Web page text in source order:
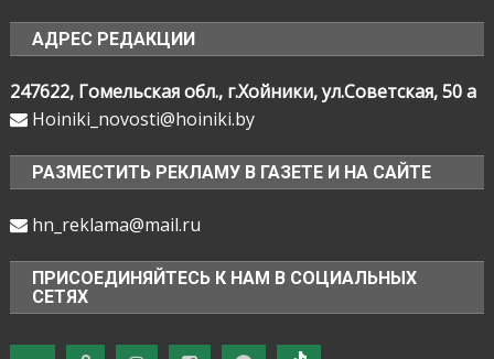
АДРЕС РЕДАКЦИИ
247622, Гомельская обл., г.Хойники, ул.Советская, 50 а
Hoiniki_novosti@hoiniki.by
РАЗМЕСТИТЬ РЕКЛАМУ В ГАЗЕТЕ И НА САЙТЕ
hn_reklama@mail.ru
ПРИСОЕДИНЯЙТЕСЬ К НАМ В СОЦИАЛЬНЫХ
СЕТЯХ